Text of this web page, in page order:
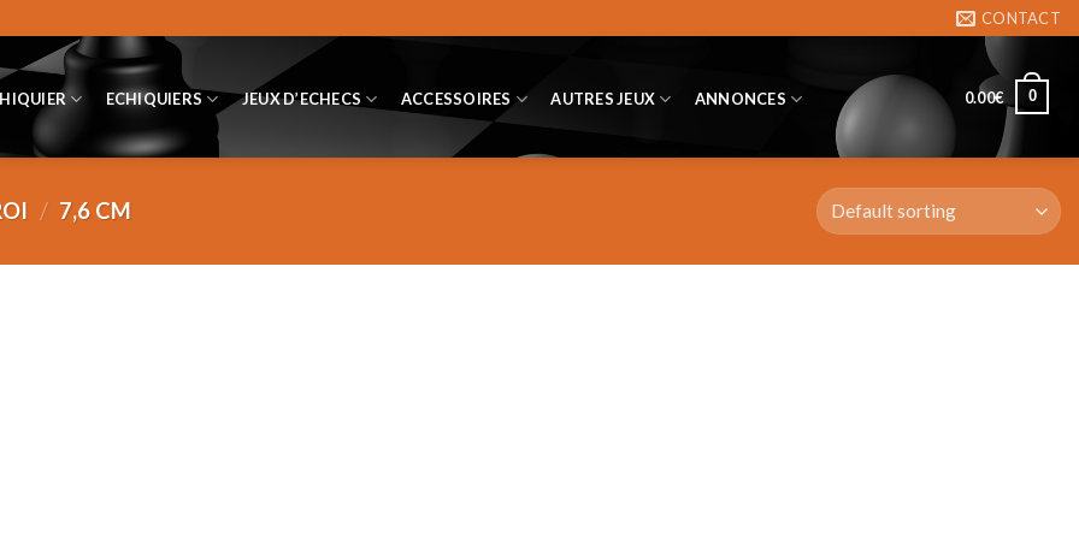
CONTACT
ECHIQUIERS JEUX D’ECHECS ACCESSOIRES AUTRES JEUX ANNONCES 0.00€ 0
/ 7,6 CM